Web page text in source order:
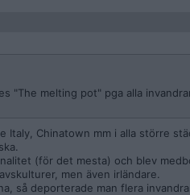
"The melting pot" pga alla
Chinatown mm i alla större
(för det mesta) och blev
men även irländare.
så deporterade man flera